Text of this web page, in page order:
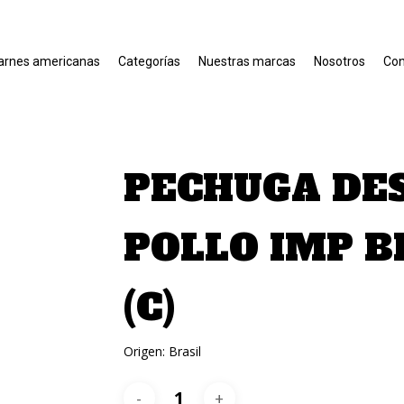
americanas Categorías Nuestras marcas Nosotros
PECHUGA
POLLO IMP
(C)
Origen: Brasil